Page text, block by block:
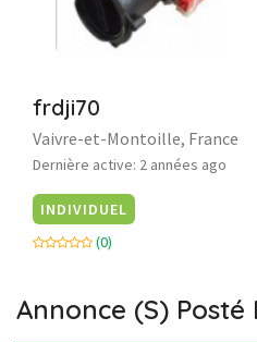
frdji70
Vaivre-et-Montoille, France
Dernière active: 2 années ago
INDIVIDUEL
(0)
Annonce (s) Posté